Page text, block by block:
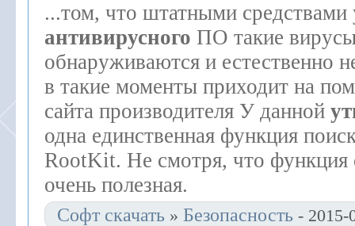
...том, что штатными средствами
антивирусного ПО такие
обнаруживаются и естественно
в такие моменты приходит на
сайта производителя У данной
одна единственная функция
RootKit. Не смотря, что функция
очень полезная.
Софт скачать » Безопасность - 2015-